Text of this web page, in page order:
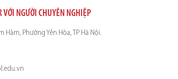
VỚI NGƯỜI CHUYÊN NGHIỆP
Hàm, Phường Yên Hòa, TP Hà Nội.